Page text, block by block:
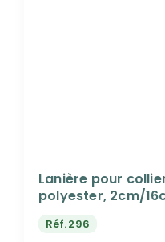
Lanière pour
polyester, 2cm/
Réf.296